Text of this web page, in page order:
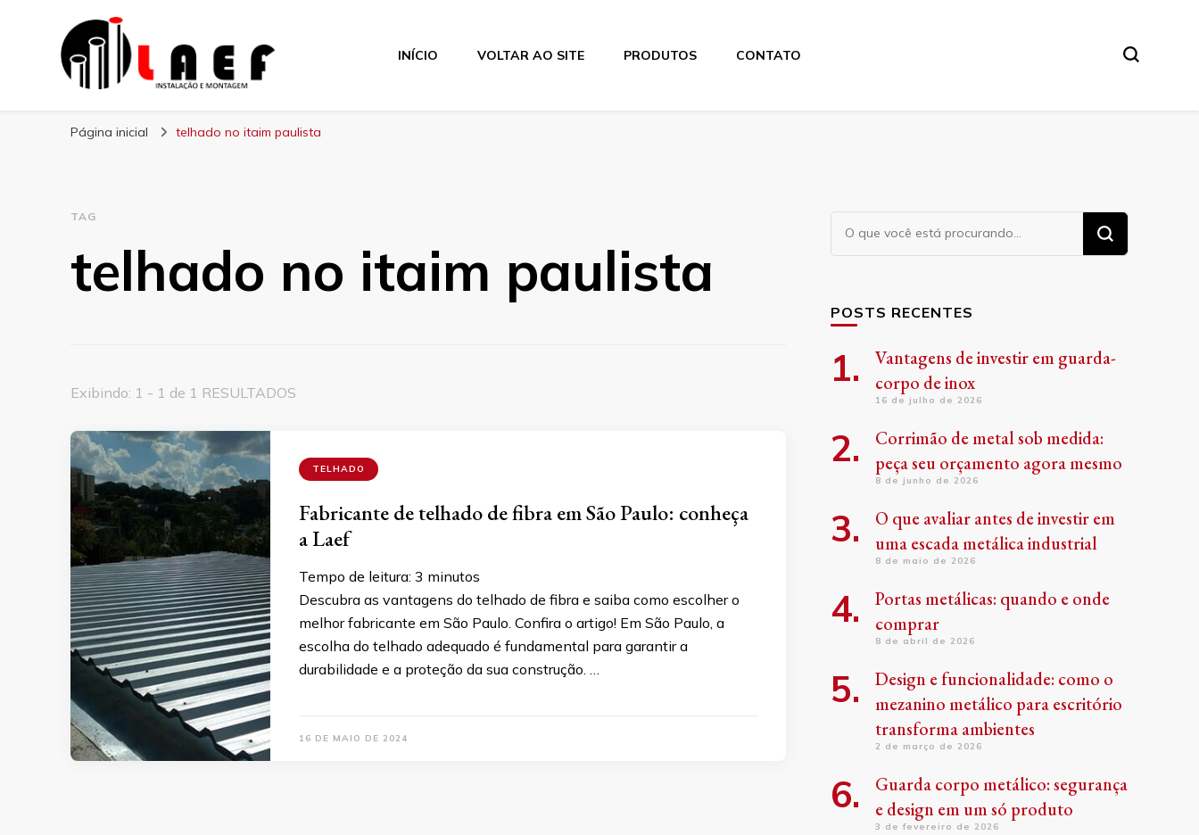
Laef
INÍCIO VOLTAR AO SITE PRODUTOS CONTATO
Página inicial telhado no itaim paulista
TAG
telhado no itaim paulista
Exibindo: 1 - 1 de 1 RESULTADOS
TELHADO
Fabricante de telhado de fibra em São Paulo: conheça
a Laef
Tempo de leitura: 3 minutos
Descubra as vantagens do telhado de fibra e saiba como escolher o
melhor fabricante em São Paulo. Confira o artigo! Em São Paulo, a
escolha do telhado adequado é fundamental para garantir a
durabilidade e a proteção da sua construção. …
16 DE MAIO DE 2024
Procurando
algo?
POSTS RECENTES
Vantagens de investir em guarda-
corpo de inox
16 de julho de 2026
Corrimão de metal sob medida:
peça seu orçamento agora mesmo
8 de junho de 2026
O que avaliar antes de investir em
uma escada metálica industrial
8 de maio de 2026
Portas metálicas: quando e onde
comprar
8 de abril de 2026
Design e funcionalidade: como o
mezanino metálico para escritório
transforma ambientes
2 de março de 2026
Guarda corpo metálico: segurança
e design em um só produto
3 de fevereiro de 2026